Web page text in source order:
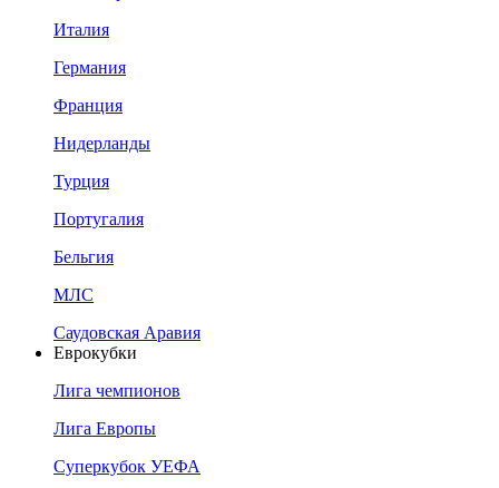
Италия
Германия
Франция
Нидерланды
Турция
Португалия
Бельгия
МЛС
Саудовская Аравия
Еврокубки
Лига чемпионов
Лига Европы
Суперкубок УЕФА